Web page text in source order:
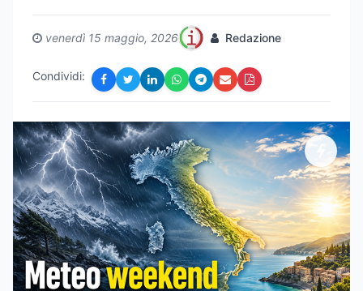
venerdì 15 maggio, 2026 Redazione
Condividi: